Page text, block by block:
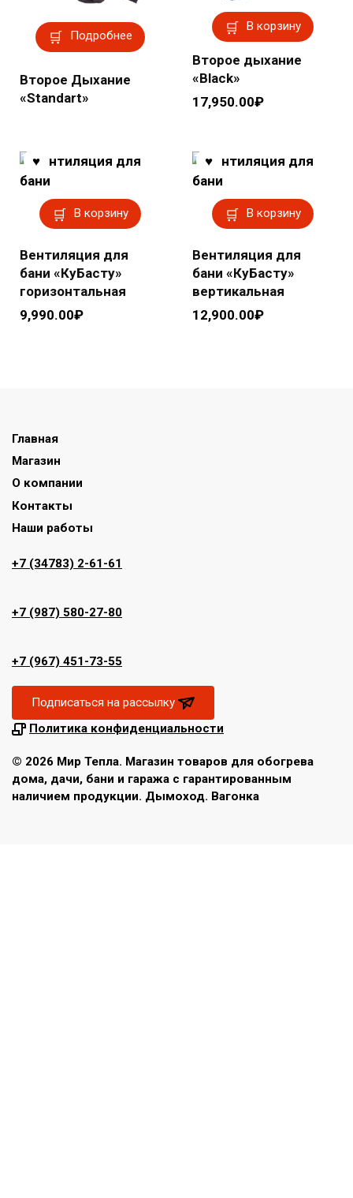
Подробнее
Второе Дыхание
«Standart»
В корзину
Второе дыхание
«Black»
17,950.00₽
В корзину
Вентиляция для
бани «КуБасту»
горизонтальная
9,990.00₽
В корзину
Вентиляция для
бани «КуБасту»
вертикальная
12,900.00₽
Главная
Магазин
О компании
Контакты
Наши работы
+7 (34783) 2-61-61
+7 (987) 580-27-80
+7 (967) 451-73-55
Подписаться на рассылку
Политика конфиденциальности
© 2026 Мир Тепла. Магазин товаров для обогрева
дома, дачи, бани и гаража с гарантированным
наличием продукции. Дымоход. Вагонка